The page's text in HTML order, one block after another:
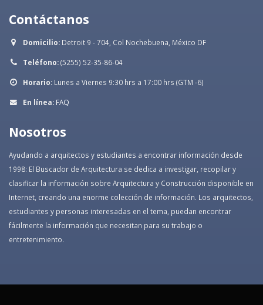
Contáctanos
Domicilio: Detroit 9 - 704, Col Nochebuena, México DF
Teléfono:(5255) 52-35-86-04
Horario: Lunes a Viernes 9:30 hrs a 17:00 hrs (GTM -6)
En línea: FAQ
Nosotros
Ayudando a arquitectos y estudiantes a encontrar información desde
1998: El Buscador de Arquitectura se dedica a investigar, recopilar y
clasificar la información sobre Arquitectura y Construcción disponible en
Internet, creando una enorme colección de información. Los arquitectos,
estudiantes y personas interesadas en el tema, puedan encontrar
fácilmente la información que necesitan para su trabajo o
entretenimiento.